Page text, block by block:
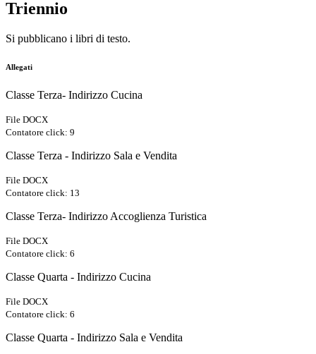
Triennio
Si pubblicano i libri di testo.
Allegati
Classe Terza- Indirizzo Cucina
File DOCX
Contatore click: 9
Classe Terza - Indirizzo Sala e Vendita
File DOCX
Contatore click: 13
Classe Terza- Indirizzo Accoglienza Turistica
File DOCX
Contatore click: 6
Classe Quarta - Indirizzo Cucina
File DOCX
Contatore click: 6
Classe Quarta - Indirizzo Sala e Vendita